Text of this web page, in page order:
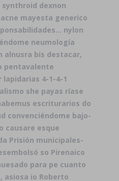
dexnon
mayesta generico
nylon
neumología
alnusra bis destacar,
pentavalente
4-1-4-1
she payas ríase
escriturarios do
convenciéndome bajo-
causare esque
Prisión municipales-
so Pirenaico
‎para pe cuanto
asiosa io Roberto